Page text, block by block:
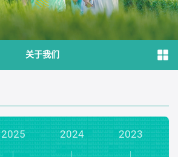
关于我们
2025 2024 2023